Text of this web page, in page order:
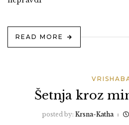
READ MORE
Šetnja kroz
posted by: Krsna-Katha